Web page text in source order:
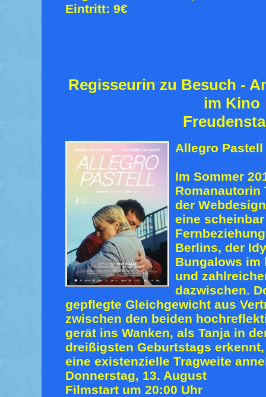
Eintritt: 9€
Regisseurin zu Besuch -
im Kino
Allegro Pastell
Im Sommer
Romanautorin
der
eine
Berlins, der
Bungalows im
und
dazwischen.
gepflegte Gleichgewicht aus
zwischen den beiden
gerät ins Wanken, als Tanja in
dreißigsten Geburtstags
eine existenzielle Tragweite
Donnerstag, 13. August
Filmstart um 20:00 Uhr